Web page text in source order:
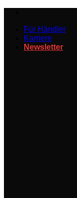
springenFür Händler
Karriere
Newsletter